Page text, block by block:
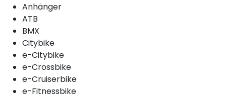
Anhänger
ATB
BMX
Citybike
e-Citybike
e-Crossbike
e-Cruiserbike
e-Fitnessbike